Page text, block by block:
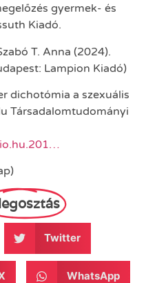
gyermek- és
Kiadó.
T. Anna (2024).
Lampion Kiadó)
dichotómia a szexuális
Társadalomtudományi
Twitter
WhatsApp